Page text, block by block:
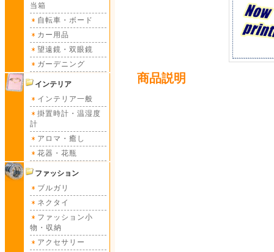
当箱
自転車・ボード
カー用品
望遠鏡・双眼鏡
ガーデニング
インテリア
インテリア一般
掛置時計・温湿度
計
アロマ・癒し
花器・花瓶
ファッション
ブルガリ
ネクタイ
ファッション小
物・収納
アクセサリー
商品説明